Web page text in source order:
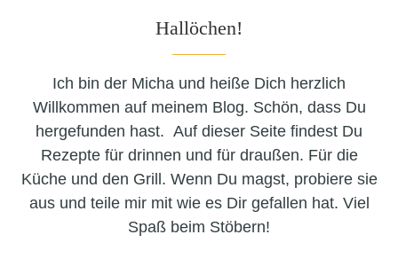
Hallöchen!
Ich bin der Micha und heiße Dich herzlich
Willkommen auf meinem Blog. Schön, dass Du
hergefunden hast. Auf dieser Seite findest Du
Rezepte für drinnen und für draußen. Für die
Küche und den Grill. Wenn Du magst, probiere sie
aus und teile mir mit wie es Dir gefallen hat. Viel
Spaß beim Stöbern!